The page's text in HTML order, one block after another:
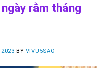
rằm tháng
BY VIVU5SAO